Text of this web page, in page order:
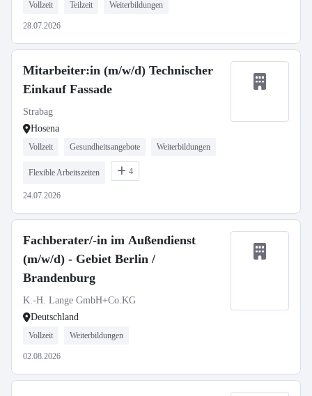
Vollzeit Teilzeit Weiterbildungen
28.07.2026
Mitarbeiter:in (m/w/d) Technischer
Einkauf Fassade
Strabag
Hosena
Vollzeit Gesundheitsangebote Weiterbildungen
Flexible Arbeitszeiten 4
24.07.2026
Fachberater/-in im Außendienst
(m/w/d) - Gebiet Berlin /
Brandenburg
K.-H. Lange GmbH+Co.KG
Deutschland
Vollzeit Weiterbildungen
02.08.2026